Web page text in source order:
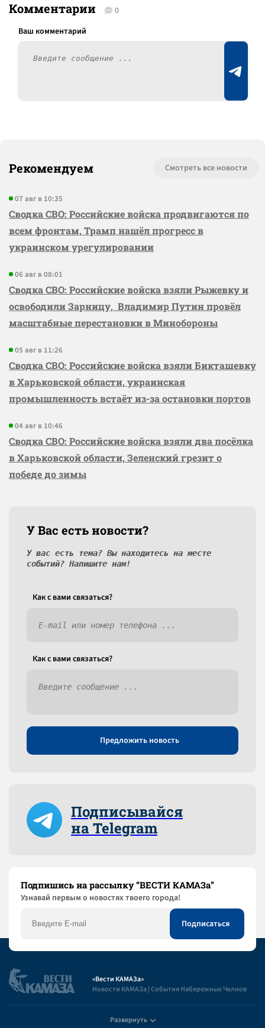
Комментарии 0
Рекомендуем Смотреть все новости
07 авг в 10:35
Сводка СВО: Российские войска продвигаются по
всем фронтам, Трамп нашёл прогресс в
украинском урегулировании
06 авг в 08:01
Сводка СВО: Российские войска взяли Рыжевку и
освободили Зарницу, Владимир Путин провёл
масштабные перестановки в Минобороны
05 авг в 11:26
Сводка СВО: Российские войска взяли Бикташевку
в Харьковской области, украинская
промышленность встаёт из-за остановки портов
04 авг в 10:46
Сводка СВО: Российские войска взяли два посёлка
в Харьковской области, Зеленский грезит о
победе до зимы
У Вас есть новости?
У вас есть тема? Вы находитесь на месте
событий? Напишите нам!
Как c вами связаться?
Как c вами связаться?
Предложить новость
Подписывайся
на Telegram
Подпишись на рассылку “ВЕСТИ КАМАЗа”
Узнaвай первым о новостях твоего города!
«Вести КАМАЗа»
Новости КАМАЗа | События Набережных Челнов
Развернуть